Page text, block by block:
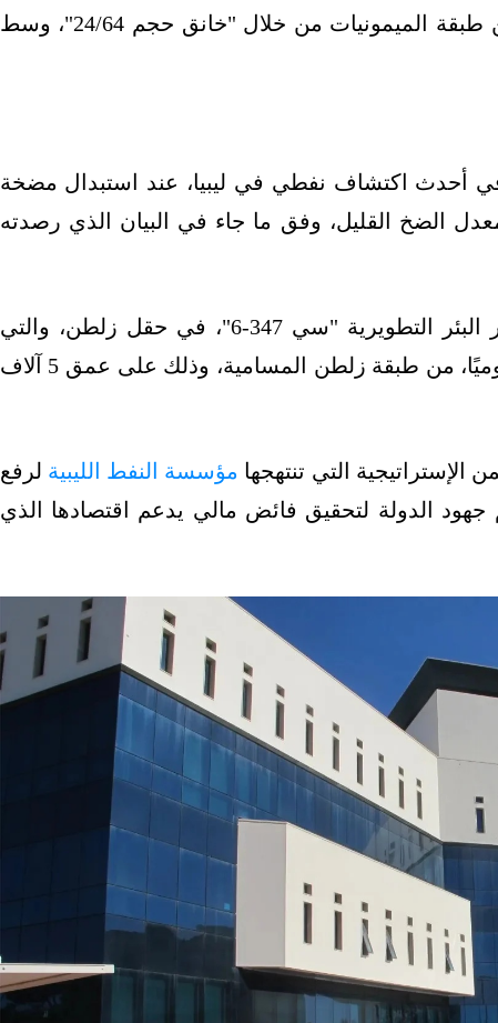
التدفق المحقق نحو 560 برميل نفط يوميًا، من طبقة الميمونيات من خلال "خانق حجم 24/64"، وسط
أحدث اكتشاف نفطي في ليبيا، عند استبدال مضخة
الضخ القليل، وفق ما جاء في البيان الذي رصدته
من إنهاء أعمال حفر البئر التطويرية "سي 347-6"، في حقل زلطن، والتي
حققت تدفقًا طبيعيًا بمعدل 1100 برميل نفط يوميًا، من طبقة زلطن المسامية، وذلك على عمق 5 آلاف
التي تنتهجها مؤسسة النفط الليبية لرفع
الدولة لتحقيق فائض مالي يدعم اقتصادها الذي